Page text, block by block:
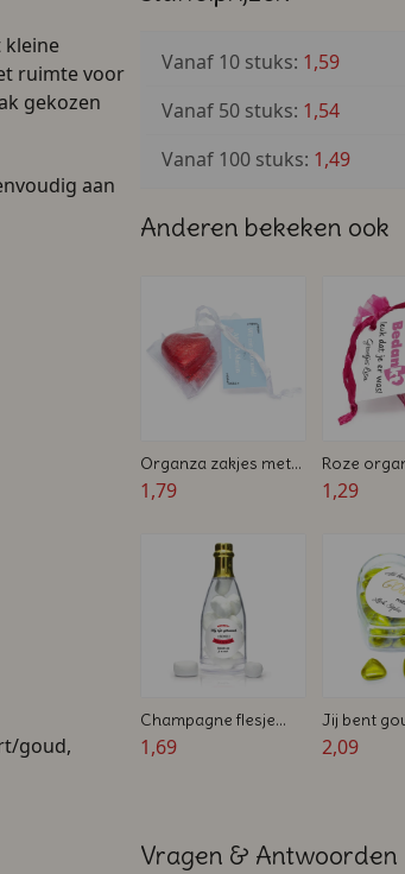
kleine
ruimte voor
gekozen
aan
goud,
Vanaf 10 stuks: 1,59
Vanaf 50 stuks: 1,54
Vanaf 100 stuks: 1,49
Anderen bekeken ook
Organza zakjes met
chocolade harten -
Bruiloft bedankje
1,79
Roze
met snoep
1,29
Champagne flesje
voor huwelijken -
1,69
Jij bent
Bedankje -
2,09
Vragen & Antwoorden